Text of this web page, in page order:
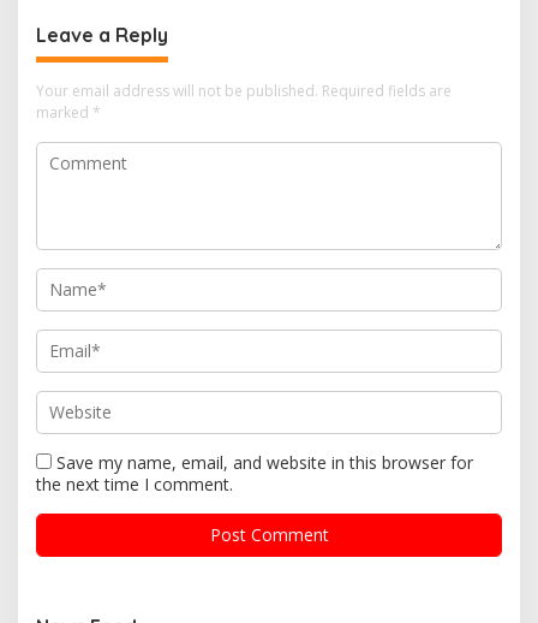
Leave a Reply
Your email address will not be published. Required fields are
marked *
Save my name, email, and website in this browser for
the next time I comment.